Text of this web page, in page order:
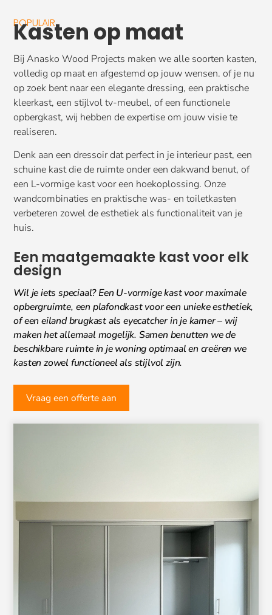
POPULAIR
Kasten op maat
Bij Anasko Wood Projects maken we alle soorten kasten,
volledig op maat en afgestemd op jouw wensen. of je nu
op zoek bent naar een elegante dressing, een praktische
kleerkast, een stijlvol tv-meubel, of een functionele
opbergkast, wij hebben de expertise om jouw visie te
realiseren.
Denk aan een dressoir dat perfect in je interieur past, een
schuine kast die de ruimte onder een dakwand benut, of
een L-vormige kast voor een hoekoplossing. Onze
wandcombinaties en praktische was- en toiletkasten
verbeteren zowel de esthetiek als functionaliteit van je
huis.
Een maatgemaakte kast voor elk
design
Wil je iets speciaal? Een U-vormige kast voor maximale
opbergruimte, een plafondkast voor een unieke esthetiek,
of een eiland brugkast als eyecatcher in je kamer – wij
maken het allemaal mogelijk. Samen benutten we de
beschikbare ruimte in je woning optimaal en creëren we
kasten zowel functioneel als stijlvol zijn.
Vraag een offerte aan